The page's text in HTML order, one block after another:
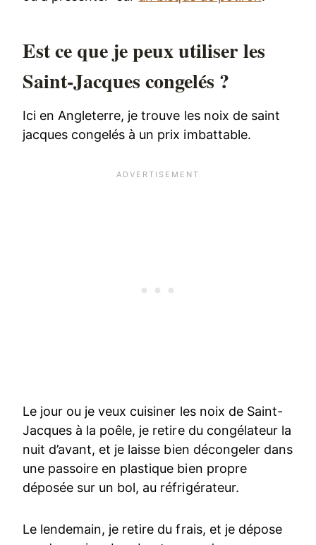
Est ce que je peux utiliser les
Saint-Jacques congelés ?
Ici en Angleterre, je trouve les noix de saint
jacques congelés à un prix imbattable.
Le jour ou je veux cuisiner les noix de Saint-
Jacques à la poêle, je retire du congélateur la
nuit d’avant, et je laisse bien décongeler dans
une passoire en plastique bien propre
déposée sur un bol, au réfrigérateur.
Le lendemain, je retire du frais, et je dépose